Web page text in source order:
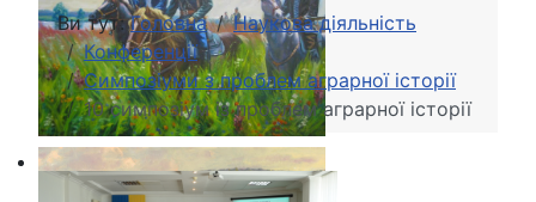
Ви тут:Головна
Наукова діяльність
Конференції
Симпозіуми з проблем аграрної історії
10 симпозіум із проблем аграрної історії